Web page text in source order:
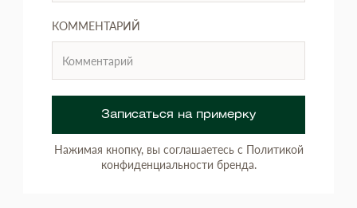
КОММЕНТАРИЙ
Записаться на примерку
Нажимая кнопку, вы соглашаетесь с Политикой
конфиденциальности бренда.